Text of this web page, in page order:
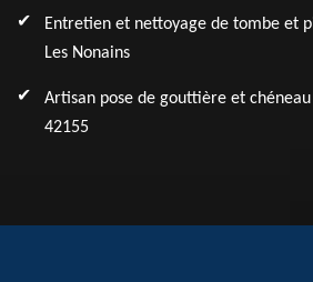
Entretien et nettoyage de tombe et
Les Nonains
Artisan pose de gouttière et
42155